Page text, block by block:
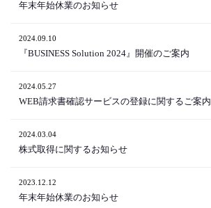
年末年始休業のお知らせ
2024.09.10
『BUSINESS Solution 2024』開催のご案内
2024.05.27
WEB請求書確認サービスの登録に関するご案内
2024.03.04
株式取得に関するお知らせ
2023.12.12
年末年始休業のお知らせ